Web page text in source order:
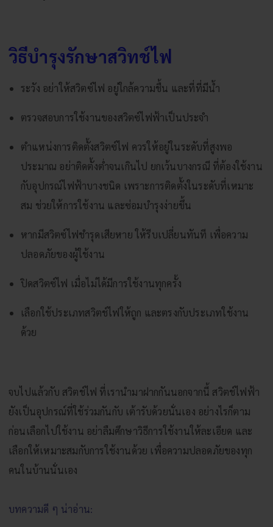
วิธีบำรุงรักษาสวิทช์ไฟ
ระวัง อย่าให้สวิตซ์ไฟ อยู่ใกล้ความชื้น และที่ที่มีน้ำ
ตรวจสอบการใช้งานของสวิตซ์ไฟฟ้าเป็นประจำ
ตำแหน่งการติดตั้งสวิตซ์ไฟ ควรให้อยู่ในระดับที่สูงพอ
ประมาณ อย่าติดตั้งต่ำจนเกินไป ยกเว้นบางกรณี ที่ต้องใช้งาน
กับอุปกรณ์ไฟฟ้าบางชนิด เพราะการติดตั้งในระดับที่เหมาะ
สม ช่วยให้การใช้งาน และซ่อมบำรุงง่ายขึ้น
หากมีสวิตซ์ไฟชำรุดเสียหาย ให้รีบเปลี่ยนทันที เพื่อความ
ปลอดภัยของผู้ใช้งาน
ปิดสวิตซ์ไฟ เมื่อไม่ได้มีการใช้งานทุกครั้ง
เลือกใช้ประเภทสวิตช์ไฟให้ถูก และตรงกับประเภทใช้งาน
ด้วย
จบไปแล้วกับ สวิตช์ไฟ ที่เรานำมาฝากกันนอกจากนี้ สวิตช์ไฟฟ้า
ยังเป็นอุปกรณ์ที่ใช้ร่วมกันกับ เต้ารับด้วยนั่นเอง อย่างไรก็ตาม
ก่อนเลือกไปใช้งาน อย่าลืมศึกษาวิธีการใช้งานให้ละเอียด และ
เลือกให้เหมาะสมกับการใช้งานด้วย เพื่อความปลอดภัยของทุก
คนในบ้านนั่นเอง
บทความดี ๆ น่าอ่าน: